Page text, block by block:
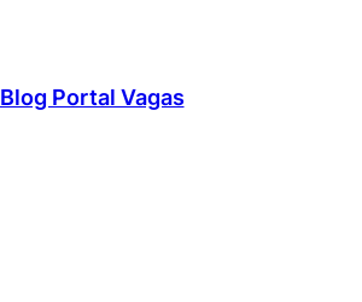
Blog Portal Vagas